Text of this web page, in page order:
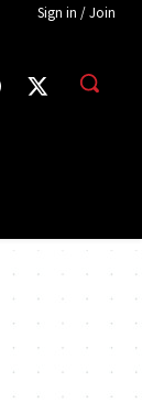
Sign in / Join